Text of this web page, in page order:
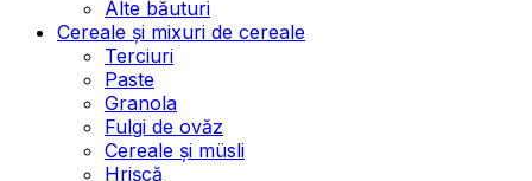
Alte băuturi
Cereale și mixuri de cereale
Terciuri
Paste
Granola
Fulgi de ovăz
Cereale și müsli
Hrișcă